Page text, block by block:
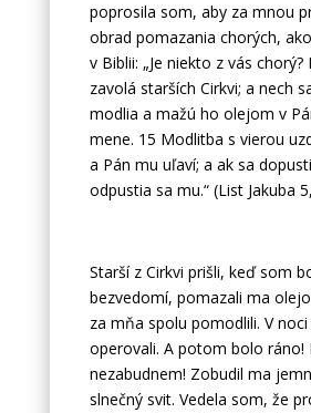
poprosila som, aby za mnou
obrad pomazania chorých,
v Biblii: „Je niekto z vás chorý?
zavolá starších Cirkvi; a nech
modlia a mažú ho olejom v
mene. 15 Modlitba s vierou
a Pán mu uľaví; a ak sa
odpustia sa mu.“ (List Jakuba
Starší z Cirkvi prišli, keď som
bezvedomí, pomazali ma
za mňa spolu pomodlili. V
operovali. A potom bolo ráno!
nezabudnem! Zobudil ma
slnečný svit. Vedela som, že